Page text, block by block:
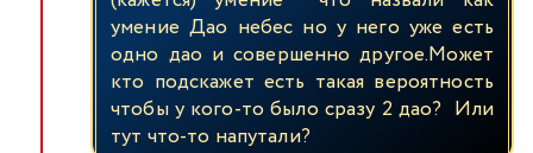
умение Дао небес но у него уже есть
одно дао и совершенно другое.Может
кто подскажет есть такая вероятность
чтобы у кого-то было сразу 2 дао? Или
тут что-то напутали?